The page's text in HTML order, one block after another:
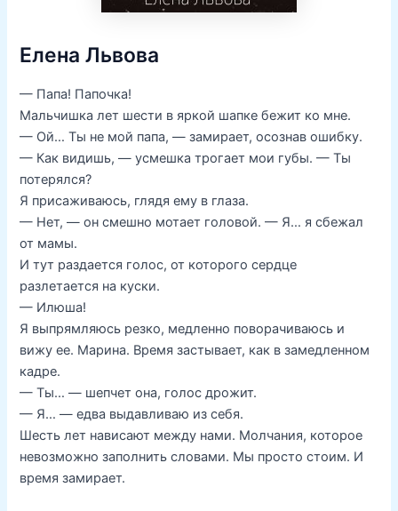
Елена Львова
— Папа! Папочка!
Мальчишка лет шести в яркой шапке бежит ко мне.
— Ой… Ты не мой папа, — замирает, осознав ошибку.
— Как видишь, — усмешка трогает мои губы. — Ты
потерялся?
Я присаживаюсь, глядя ему в глаза.
— Нет, — он смешно мотает головой. — Я… я сбежал
от мамы.
И тут раздается голос, от которого сердце
разлетается на куски.
— Илюша!
Я выпрямляюсь резко, медленно поворачиваюсь и
вижу ее. Марина. Время застывает, как в замедленном
кадре.
— Ты… — шепчет она, голос дрожит.
— Я… — едва выдавливаю из себя.
Шесть лет нависают между нами. Молчания, которое
невозможно заполнить словами. Мы просто стоим. И
время замирает.